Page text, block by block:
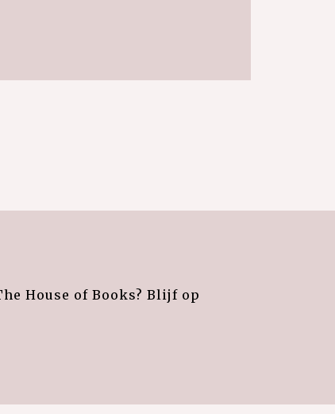
House of Books? Blijf op